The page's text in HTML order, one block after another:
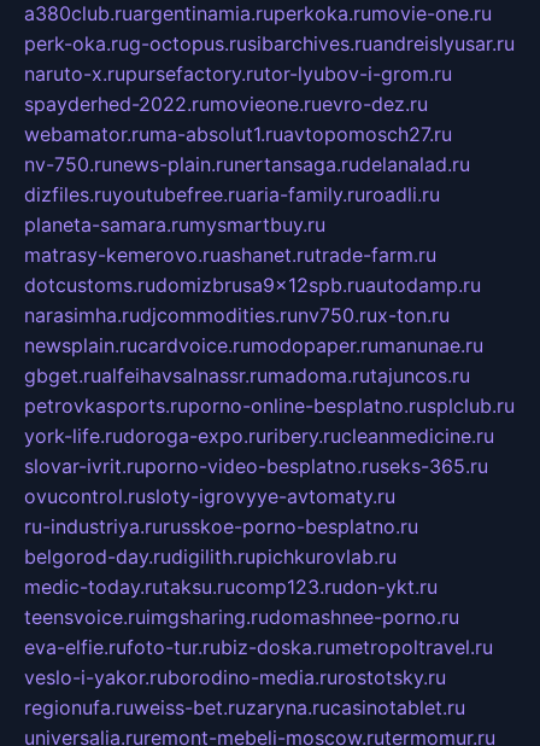
a380club.ruargentinamia.ruperkoka.rumovie-one.ru
perk-oka.rug-octopus.rusibarchives.ruandreislyusar.ru
naruto-x.rupursefactory.rutor-lyubov-i-grom.ru
spayderhed-2022.rumovieone.ruevro-dez.ru
webamator.ruma-absolut1.ruavtopomosch27.ru
nv-750.runews-plain.runertansaga.rudelanalad.ru
dizfiles.ruyoutubefree.ruaria-family.ruroadli.ru
planeta-samara.rumysmartbuy.ru
matrasy-kemerovo.ruashanet.rutrade-farm.ru
dotcustoms.rudomizbrusa9x12spb.ruautodamp.ru
narasimha.rudjcommodities.runv750.rux-ton.ru
newsplain.rucardvoice.rumodopaper.rumanunae.ru
gbget.rualfeihavsalnassr.rumadoma.rutajuncos.ru
petrovkasports.ruporno-online-besplatno.rusplclub.ru
york-life.rudoroga-expo.ruribery.rucleanmedicine.ru
slovar-ivrit.ruporno-video-besplatno.ruseks-365.ru
ovucontrol.rusloty-igrovyye-avtomaty.ru
ru-industriya.rurusskoe-porno-besplatno.ru
belgorod-day.rudigilith.rupichkurovlab.ru
medic-today.rutaksu.rucomp123.rudon-ykt.ru
teensvoice.ruimgsharing.rudomashnee-porno.ru
eva-elfie.rufoto-tur.rubiz-doska.rumetropoltravel.ru
veslo-i-yakor.ruborodino-media.rurostotsky.ru
regionufa.ruweiss-bet.ruzaryna.rucasinotablet.ru
universalia.ruremont-mebeli-moscow.rutermomur.ru